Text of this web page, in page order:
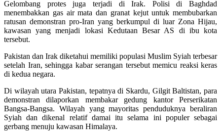
Gelombang protes juga terjadi di Irak. Polisi di Baghdad
menembakkan gas air mata dan granat kejut untuk membubarkan
ratusan demonstran pro-Iran yang berkumpul di luar Zona Hijau,
kawasan yang menjadi lokasi Kedutaan Besar AS di ibu kota
tersebut.
Pakistan dan Irak diketahui memiliki populasi Muslim Syiah terbesar
setelah Iran, sehingga kabar serangan tersebut memicu reaksi keras
di kedua negara.
Di wilayah utara Pakistan, tepatnya di Skardu, Gilgit Baltistan, para
demonstran dilaporkan membakar gedung kantor Perserikatan
Bangsa-Bangsa. Wilayah yang mayoritas penduduknya beraliran
Syiah dan dikenal relatif damai itu selama ini populer sebagai
gerbang menuju kawasan Himalaya.